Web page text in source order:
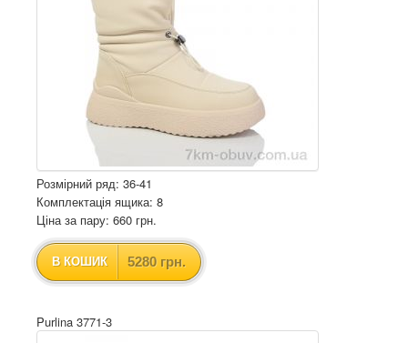
Розмірний ряд: 36-41
Комплектація ящика: 8
Ціна за пару: 660 грн.
В КОШИК 5280 грн.
Purlina 3771-3